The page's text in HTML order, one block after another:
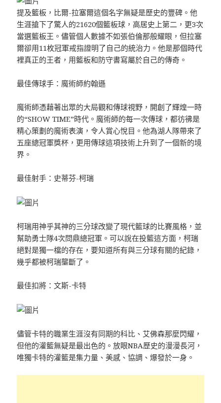
提及籃板，比爾-拉塞爾這個名字無疑是歷史的豐碑。他
生涯搶下了驚人的21620個籃板球，高居史上第二，更3次
當選籃板王。儘管個人數據不如張伯倫那般耀眼，但拉塞
爾卻用11枚冠軍戒指證明了自己的統治力。他是那個時代
裡真正的王者，用籃板和防守書寫屬於自己的傳奇。
最佳傳球手：魔術師約翰遜
魔術師憑藉著出眾的大局觀和傳球視野，開創了輝煌一時
的“SHOW TIME”時代。魔術師的每一次傳球，都彷彿是
精心策劃的魔術表演，令人賞心悅目。他為湖人隊帶來了
五座總冠軍獎杯，更用傳球這項技術上升到了一個新的境
界。
最佳射手：史蒂芬-柯瑞
柯瑞用神乎其神的三分球改變了現代籃球的比賽風格，並
幫助勇士隊4次問鼎總冠軍。可以說在投籃這方面，柯瑞
絕對是獨一檔的存在，要知道所有與三分球有關的紀錄，
幾乎都被柯瑞壟斷了。
最佳扣將：文斯-卡特
儘管卡特的職業生涯沒有同期的科比、艾佛森那麼閃耀，
但他的灌籃無疑是最出色的。放眼NBA歷史的漫漫長河，
唯獨卡特的灌籃是集力量、美感、協調、爆發於一身。